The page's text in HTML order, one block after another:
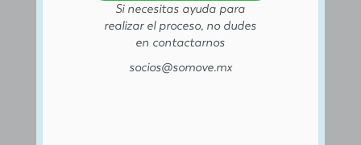
Si necesitas ayuda para
realizar el proceso, no dudes
en contactarnos
socios@somove.mx